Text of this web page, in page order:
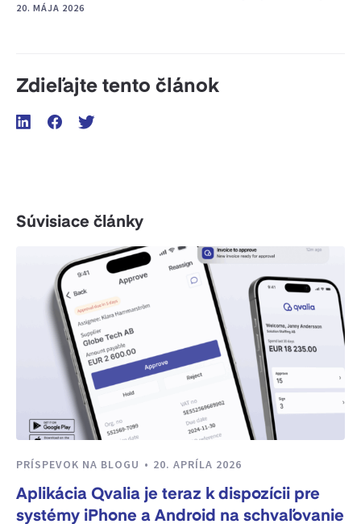
20. MÁJA 2026
Zdieľajte tento článok
Súvisiace články
PRÍSPEVOK NA BLOGU 20. APRÍLA 2026
Aplikácia Qvalia je teraz k dispozícii pre
systémy iPhone a Android na schvaľovanie